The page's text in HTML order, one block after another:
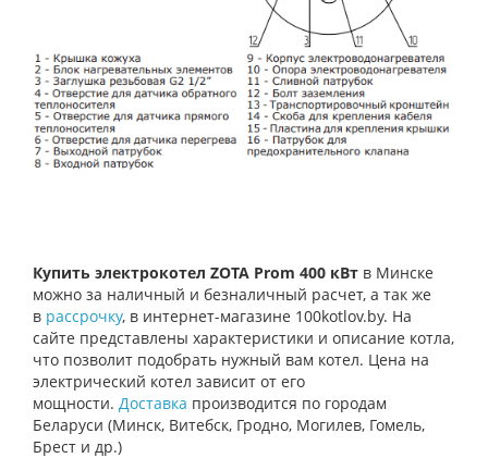
Купить электрокотел ZOTA Prom 400 кВт в Минске
можно за наличный и безналичный расчет, а так же
в рассрочку, в интернет-магазине 100kotlov.by. На
сайте представлены характеристики и описание котла,
что позволит подобрать нужный вам котел. Цена на
электрический котел зависит от его
мощности. Доставка производится по городам
Беларуси (Минск, Витебск, Гродно, Могилев, Гомель,
Брест и др.)